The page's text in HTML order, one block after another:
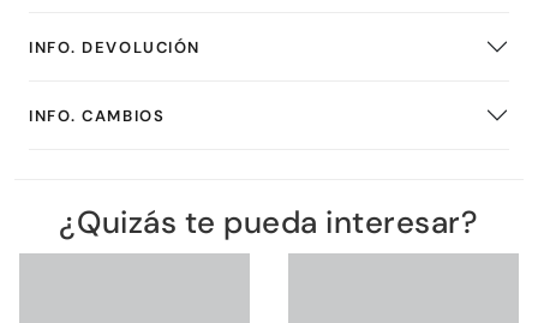
INFO. DEVOLUCIÓN
INFO. CAMBIOS
¿Quizás te pueda interesar?